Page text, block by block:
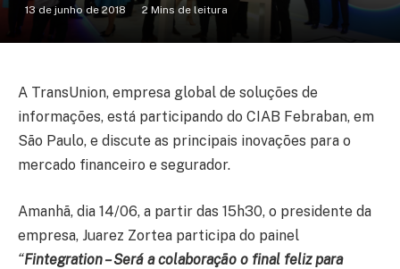
13 de junho de 2018 2 Mins de leitura
A TransUnion, empresa global de soluções de
informações, está participando do CIAB Febraban, em
São Paulo, e discute as principais inovações para o
mercado financeiro e segurador.
Amanhã, dia 14/06, a partir das 15h30, o presidente da
empresa, Juarez Zortea participa do painel
“Fintegration – Será a colaboração o final feliz para